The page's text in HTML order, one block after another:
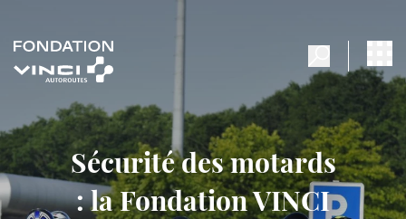
Sécurité des motards
: la Fondation VINCI